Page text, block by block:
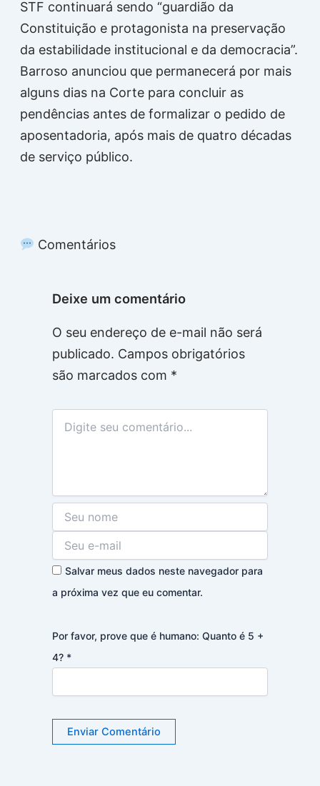
STF continuará sendo “guardião da
Constituição e protagonista na preservação
da estabilidade institucional e da democracia”.
Barroso anunciou que permanecerá por mais
alguns dias na Corte para concluir as
pendências antes de formalizar o pedido de
aposentadoria, após mais de quatro décadas
de serviço público.
Comentários
Deixe um comentário
O seu endereço de e-mail não será
publicado. Campos obrigatórios
são marcados com *
Salvar meus dados neste navegador para
a próxima vez que eu comentar.
Por favor, prove que é humano: Quanto é 5 +
4? *